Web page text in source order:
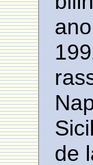
de